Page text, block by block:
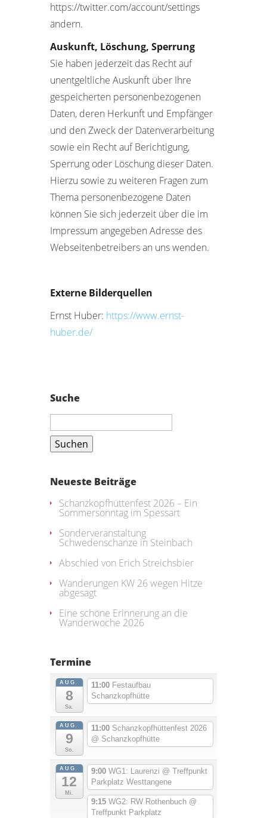
https://twitter.com/account/settings
ändern.
Auskunft, Löschung, Sperrung
Sie haben jederzeit das Recht auf
unentgeltliche Auskunft über Ihre
gespeicherten personenbezogenen
Daten, deren Herkunft und Empfänger
und den Zweck der Datenverarbeitung
sowie ein Recht auf Berichtigung,
Sperrung oder Löschung dieser Daten.
Hierzu sowie zu weiteren Fragen zum
Thema personenbezogene Daten
können Sie sich jederzeit über die im
Impressum angegeben Adresse des
Webseitenbetreibers an uns wenden.
Externe Bilderquellen
Ernst Huber: https://www.ernst-
huber.de/
Suche
Suchen
Neueste Beiträge
Schanzkopfhüttenfest 2026 – Ein
Sommersonntag im Spessart
Sonderveranstaltung
Schwedenschanze in Steinbach
Abschied von Erich Streichsbier
Wanderungen KW 26 wegen Hitze
abgesagt
Eine schöne Erinnerung an die
Wanderwoche 2026
Termine
AUG.
8
Sa.
11:00 Festaufbau
Schanzkopfhütte
AUG.
9
So.
11:00 Schanzkopfhüttenfest 2026
@ Schanzkopfhütte
AUG.
12
Mi.
9:00 WG1: Laurenzi @ Treffpunkt
Parkplatz Westtangene
9:15 WG2: RW Rothenbuch @
Treffpunkt Parkplatz